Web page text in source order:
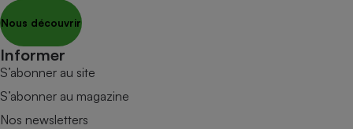
Nous découvrir
Informer
S’abonner au site
S’abonner au magazine
Nos newsletters